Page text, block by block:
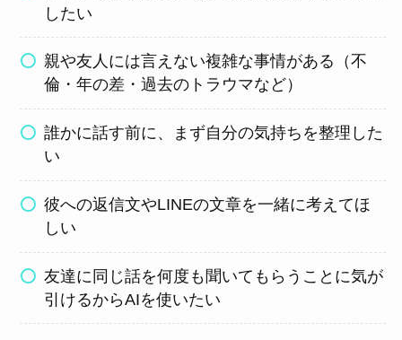
したい
親や友人には言えない複雑な事情がある（不
倫・年の差・過去のトラウマなど）
誰かに話す前に、まず自分の気持ちを整理した
い
彼への返信文やLINEの文章を一緒に考えてほ
しい
友達に同じ話を何度も聞いてもらうことに気が
引けるからAIを使いたい